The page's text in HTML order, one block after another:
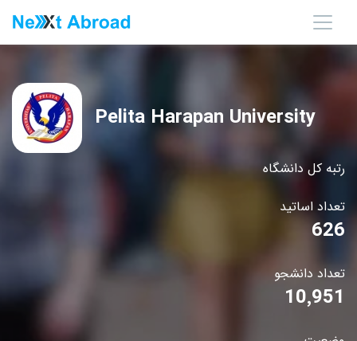
رتبه کل دانشگاه
تعداد اساتید
626
تعداد دانشجو
10٬951
Pelita Harapan University